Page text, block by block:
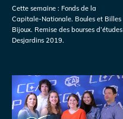
Cette semaine : Fonds de la
Capitale-Nationale. Boules et Billes
Bijoux. Remise des bourses d’études
Desjardins 2019.